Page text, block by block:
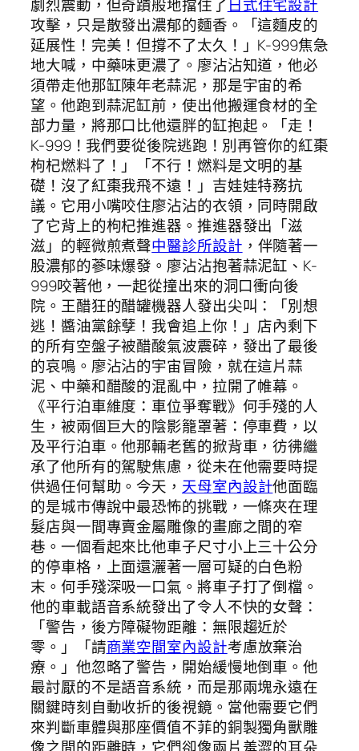
劇烈震動，但奇蹟般地擋住了日式住宅設計
攻擊，只是散發出濃郁的麵香。「這麵皮的
延展性！完美！但撐不了太久！」K-999焦急
地大喊，中藥味更濃了。廖沾沾知道，他必
須帶走他那缸陳年老蒜泥，那是宇宙的希
望。他跑到蒜泥缸前，使出他搬運食材的全
部力量，將那口比他還胖的缸抱起。「走！
K-999！我們要從後院逃跑！別再管你的紅棗
枸杞燃料了！」「不行！燃料是文明的基
礎！沒了紅棗我飛不遠！」吉娃娃特務抗
議。它用小嘴咬住廖沾沾的衣領，同時開啟
了它背上的枸杞推進器。推進器發出「滋
滋」的輕微煎煮聲中醫診所設計 ，伴隨著一
股濃郁的蔘味爆發。廖沾沾抱著蒜泥缸、K-
999咬著他，一起從撞出來的洞口衝向後
院。王醋狂的醋罐機器人發出尖叫：「別想
逃！醬油黨餘孽！我會追上你！」店內剩下
的所有空盤子被醋酸氣波震碎，發出了最後
的哀鳴。廖沾沾的宇宙冒險，就在這片蒜
泥、中藥和醋酸的混亂中，拉開了帷幕。
《平行泊車維度：車位爭奪戰》何手殘的人
生，被兩個巨大的陰影籠罩著：停車費，以
及平行泊車。他那輛老舊的掀背車，彷彿繼
承了他所有的駕駛焦慮，從未在他需要時提
供過任何幫助。今天， 天母室內設計他面臨
的是城市傳說中最恐怖的挑戰，一條夾在理
髮店與一間專賣金屬雕像的畫廊之間的窄
巷。一個看起來比他車子尺寸小上三十公分
的停車格，上面還灑著一層可疑的白色粉
末。何手殘深吸一口氣。將車子打了倒檔。
他的車載語音系統發出了令人不快的女聲：
「警告，後方障礙物距離：無限趨近於
零。」「請商業空間室內設計考慮放棄治
療。」他忽略了警告，開始緩慢地倒車。他
最討厭的不是語音系統，而是那兩塊永遠在
關鍵時刻自動收折的後視鏡。當他需要它們
來判斷車體與那座價值不菲的銅製獨角獸雕